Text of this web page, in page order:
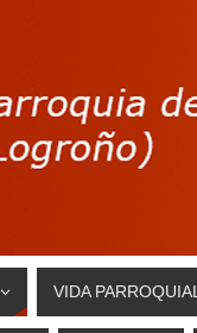
VIDA PARROQUIAL